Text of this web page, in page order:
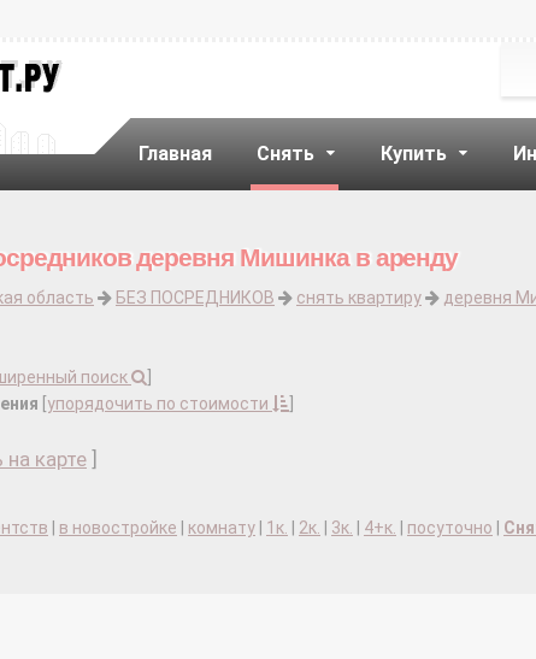
Главная Снять Купить
деревня Мишинка в аренду
область БЕЗ ПОСРЕДНИКОВ снять квартиру деревня
поиск
упорядочить по стоимости
на карте
в новостройке комнату 1к. 2к. 3к. 4+к. посуточно